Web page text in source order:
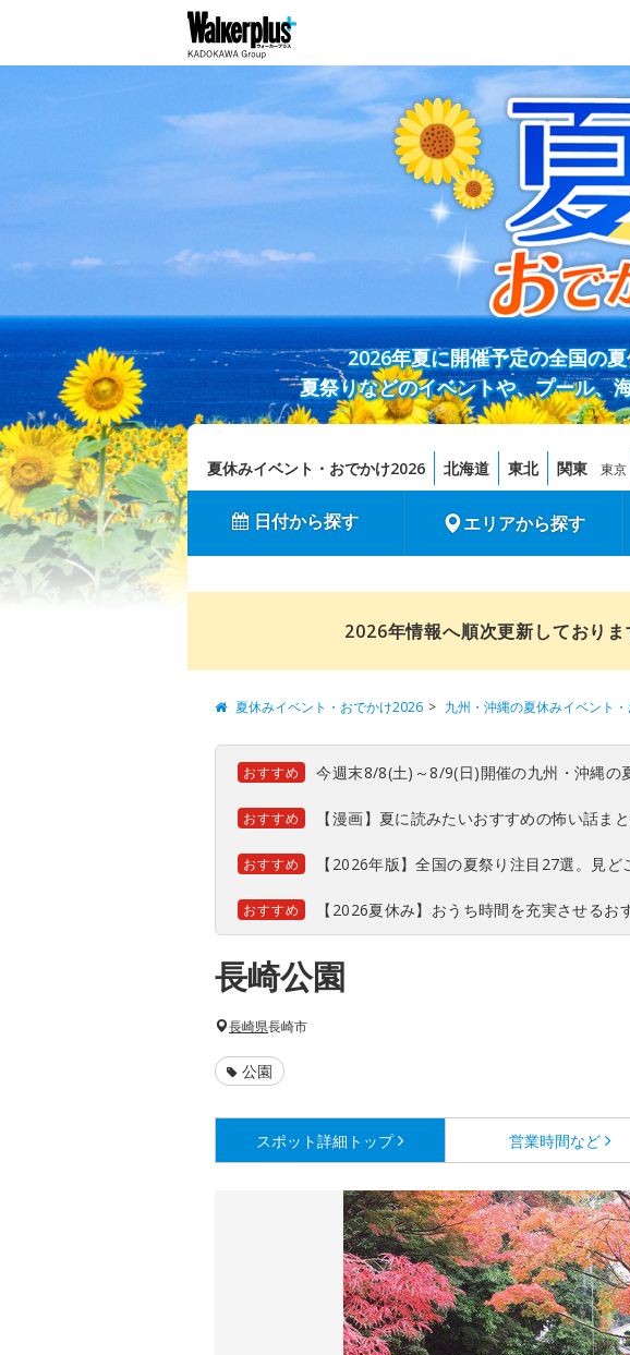
2026年夏に開催予定の全国の
夏祭りなどのイベントや、プール、
夏休みイベント・おでかけ2026 北海道 東北 関東 東京
日付から探す エリアから探す
2026年情報へ順次更新しており
夏休みイベント・おでかけ2026 九州・沖縄の夏休みイベント
おすすめ 今週末8/8(土)～8/9(日)開催の九州・沖縄の
おすすめ 【漫画】夏に読みたいおすすめの怖い話ま
おすすめ 【2026年版】全国の夏祭り注目27選。見ど
おすすめ 【2026夏休み】おうち時間を充実させるお
長崎公園
長崎県長崎市
公園
スポット詳細 トップ 営業時間など